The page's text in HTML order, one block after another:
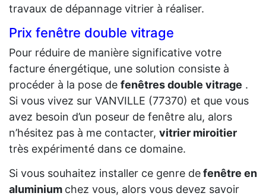
travaux de dépannage vitrier à réaliser.
Prix fenêtre double vitrage
Pour réduire de manière significative votre
facture énergétique, une solution consiste à
procéder à la pose de fenêtres double vitrage .
Si vous vivez sur VANVILLE (77370) et que vous
avez besoin d’un poseur de fenêtre alu, alors
n’hésitez pas à me contacter, vitrier miroitier
très expérimenté dans ce domaine.
Si vous souhaitez installer ce genre defenêtre en
aluminium chez vous, alors vous devez savoir